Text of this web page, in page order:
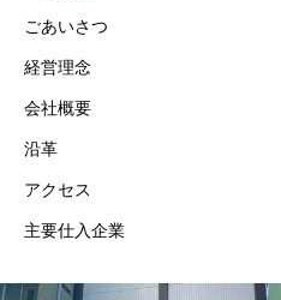
ごあいさつ
経営理念
会社概要
沿革
アクセス
主要仕入企業